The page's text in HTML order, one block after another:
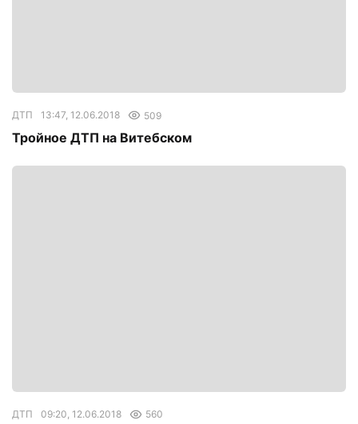
ДТП 13:47, 12.06.2018 509
Тройное ДТП на Витебском
ДТП 09:20, 12.06.2018 560